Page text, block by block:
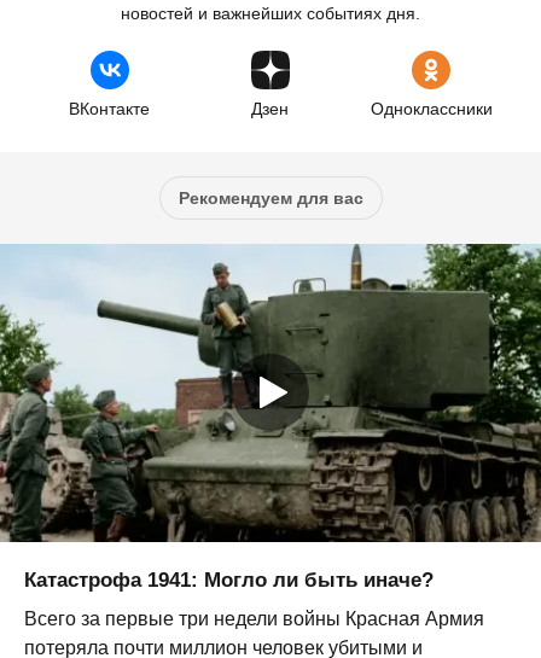
новостей и важнейших событиях дня.
ВКонтакте Дзен Одноклассники
Рекомендуем для вас
Катастрофа 1941: Могло ли быть иначе?
Всего за первые три недели войны Красная Армия
потеряла почти миллион человек убитыми и